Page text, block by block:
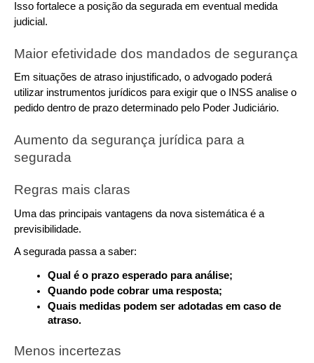
Isso fortalece a posição da segurada em eventual medida
judicial.
Maior efetividade dos mandados de segurança
Em situações de atraso injustificado, o advogado poderá
utilizar instrumentos jurídicos para exigir que o INSS analise o
pedido dentro de prazo determinado pelo Poder Judiciário.
Aumento da segurança jurídica para a
segurada
Regras mais claras
Uma das principais vantagens da nova sistemática é a
previsibilidade.
A segurada passa a saber:
Qual é o prazo esperado para análise;
Quando pode cobrar uma resposta;
Quais medidas podem ser adotadas em caso de
atraso.
Menos incertezas